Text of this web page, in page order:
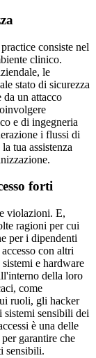
consiste nel
clinico.
le
stato di sicurezza
da un attacco
e di ingegneria
i flussi di
tua assistenza
forti
violazioni. E,
ragioni per cui
per i dipendenti
con altri
e hardware
della loro
come
ruoli, gli hacker
sistemi sensibili dei
è una delle
garantire che
sensibili.